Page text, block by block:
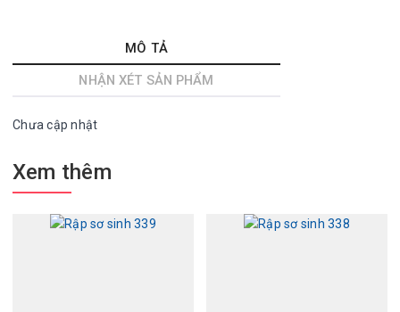
MÔ TẢ
NHẬN XÉT SẢN PHẨM
Chưa cập nhật
Xem thêm